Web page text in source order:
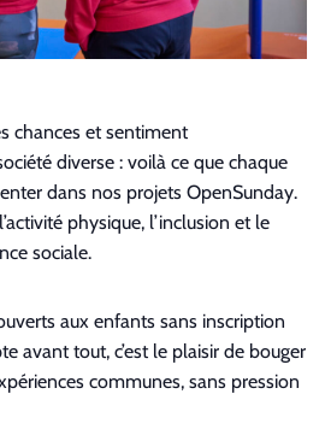
chances et sen­ti­ment
diverse : voilà ce que chaque
dans nos pro­jets Open­Sun­day.
physique, l’inclusion et le
sociale.
aux enfants sans inscrip­tion
avant tout, c’est le plaisir de bouger
com­munes, sans pres­sion